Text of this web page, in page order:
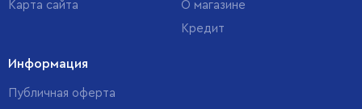
Карта сайта
О магазине
Кредит
Информация
Публичная оферта